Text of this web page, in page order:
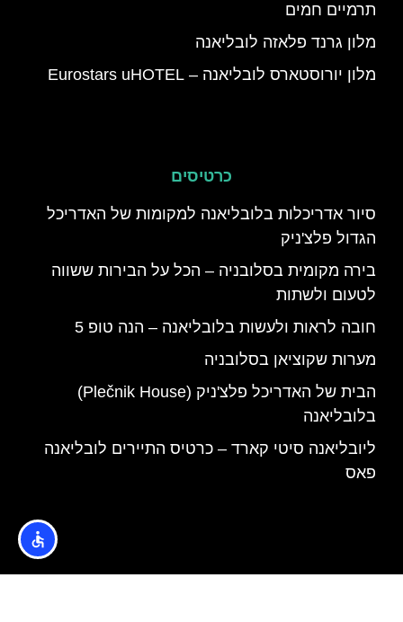
תרמיים חמים
מלון גרנד פלאזה לובליאנה
מלון יורוסטארס לובליאנה – Eurostars uHOTEL
כרטיסים
סיור אדריכלות בלובליאנה למקומות של האדריכל
הגדול פלצ'ניק
בירה מקומית בסלובניה – הכל על הבירות ששווה
לטעום ולשתות
חובה לראות ולעשות בלובליאנה – הנה טופ 5
מערות שקוציאן בסלובניה
הבית של האדריכל פלצ'ניק (Plečnik House)
בלובליאנה
ליובליאנה סיטי קארד – כרטיס התיירים לובליאנה
פאס